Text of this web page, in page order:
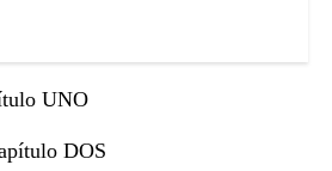
UNO
DOS